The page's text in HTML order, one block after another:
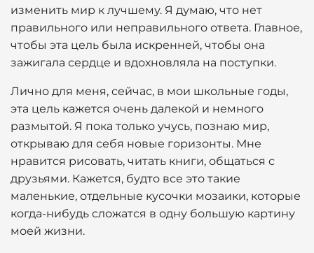
изменить мир к лучшему. Я думаю, что нет
правильного или неправильного ответа. Главное,
чтобы эта цель была искренней, чтобы она
зажигала сердце и вдохновляла на поступки.
Лично для меня, сейчас, в мои школьные годы,
эта цель кажется очень далекой и немного
размытой. Я пока только учусь, познаю мир,
открываю для себя новые горизонты. Мне
нравится рисовать, читать книги, общаться с
друзьями. Кажется, будто все это такие
маленькие, отдельные кусочки мозаики, которые
когда-нибудь сложатся в одну большую картину
моей жизни.